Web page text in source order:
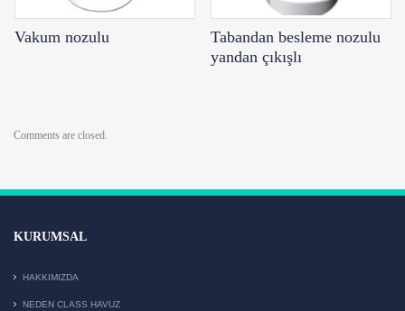
Vakum nozulu
Tabandan besleme nozulu
yandan çıkışlı
Comments are closed.
KURUMSAL
HAKKIMIZDA
NEDEN CLASS HAVUZ